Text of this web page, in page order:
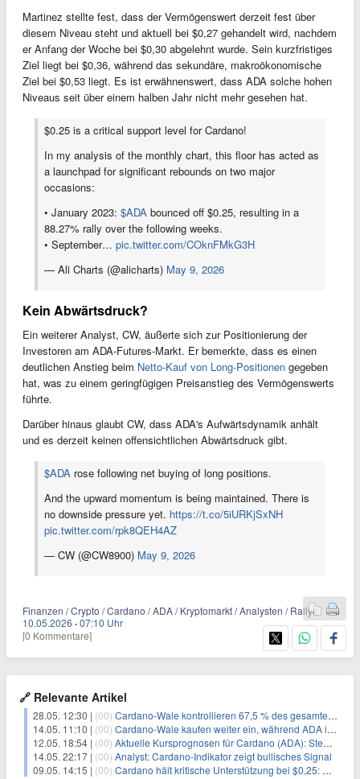
Martinez stellte fest, dass der Vermögenswert derzeit fest über
diesem Niveau steht und aktuell bei $0,27 gehandelt wird, nachdem
er Anfang der Woche bei $0,30 abgelehnt wurde. Sein kurzfristiges
Ziel liegt bei $0,36, während das sekundäre, makroökonomische
Ziel bei $0,53 liegt. Es ist erwähnenswert, dass ADA solche hohen
Niveaus seit über einem halben Jahr nicht mehr gesehen hat.
$0.25 is a critical support level for Cardano!
In my analysis of the monthly chart, this floor has acted as
a launchpad for significant rebounds on two major
occasions:
• January 2023: $ADA bounced off $0.25, resulting in a
88.27% rally over the following weeks.
• September… pic.twitter.com/COknFMkG3H
— Ali Charts (@alicharts) May 9, 2026
Kein Abwärtsdruck?
Ein weiterer Analyst, CW, äußerte sich zur Positionierung der
Investoren am ADA-Futures-Markt. Er bemerkte, dass es einen
deutlichen Anstieg beim Netto-Kauf von Long-Positionen gegeben
hat, was zu einem geringfügigen Preisanstieg des Vermögenswerts
führte.
Darüber hinaus glaubt CW, dass ADA's Aufwärtsdynamik anhält
und es derzeit keinen offensichtlichen Abwärtsdruck gibt.
$ADA rose following net buying of long positions.
And the upward momentum is being maintained. There is
no downside pressure yet. https://t.co/5iURKjSxNH
pic.twitter.com/rpk8QEH4AZ
— CW (@CW8900) May 9, 2026
Finanzen / Crypto / Cardano / ADA / Kryptomarkt / Analysten / Rallye
10.05.2026 ·07:10 Uhr
[0 Kommentare]
🔗 Relevante Artikel
28.05. 12:30 | (00) Cardano-Wale kontrollieren 67,5 % des gesamten ADA-Angebots
14.05. 11:10 | (00) Cardano-Wale kaufen weiter ein, während ADA in 9 Monaten um 71% fällt
12.05. 18:54 | (00) Aktuelle Kursprognosen für Cardano (ADA): Steht ein 10-facher Anstieg bevor?
14.05. 22:17 | (00) Analyst: Cardano-Indikator zeigt bullisches Signal
09.05. 14:15 | (00) Cardano hält kritische Unterstützung bei $0,25: Historische Daten deuten auf potenziellen Kursanstieg hin